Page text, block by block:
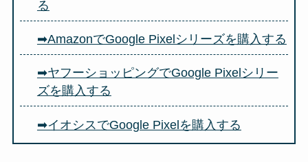
る
➡AmazonでGoogle Pixelシリーズを購入する
➡ヤフーショッピングでGoogle Pixelシリー
ズを購入する
➡イオシスでGoogle Pixelを購入する